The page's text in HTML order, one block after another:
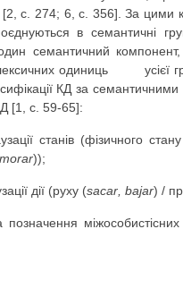
[2, с. 274; 6, с. 356]. За цими
в семантичні
семантичний
одиниць усієї
КД за
[1, с. 59-65]:
станів (фізичного
));
дії (руху (sacar, bajar) /